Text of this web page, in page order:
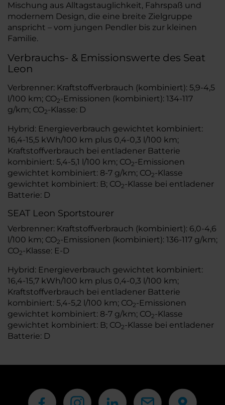
Mischung aus Alltagstauglichkeit, Fahrspaß und
modernem Design, die eine breite Zielgruppe
anspricht – vom jungen Pendler bis zur kleinen
Familie.
Verbrauchs- & Emissionswerte des Seat
Leon
Verbrenner: Kraftstoffverbrauch (kombiniert): 5,9-4,5
l/100 km; CO2-Emissionen (kombiniert): 134-117
g/km; CO2-Klasse: D
Hybrid: Energieverbrauch gewichtet kombiniert:
16,4-15,5 kWh/100 km plus 0,4-0,3 l/100 km;
Kraftstoffverbrauch bei entladener Batterie
kombiniert: 5,4-5,1 l/100 km; CO2-Emissionen
gewichtet kombiniert: 8-7 g/km; CO2-Klasse
gewichtet kombiniert: B; CO2-Klasse bei entladener
Batterie: D
SEAT Leon Sportstourer
Verbrenner: Kraftstoffverbrauch (kombiniert): 6,0-4,6
l/100 km; CO2-Emissionen (kombiniert): 136-117 g/km;
CO2-Klasse: E-D
Hybrid: Energieverbrauch gewichtet kombiniert:
16,4-15,7 kWh/100 km plus 0,4-0,3 l/100 km;
Kraftstoffverbrauch bei entladener Batterie
kombiniert: 5,4-5,2 l/100 km; CO2-Emissionen
gewichtet kombiniert: 8-7 g/km; CO2-Klasse
gewichtet kombiniert: B; CO2-Klasse bei entladener
Batterie: D